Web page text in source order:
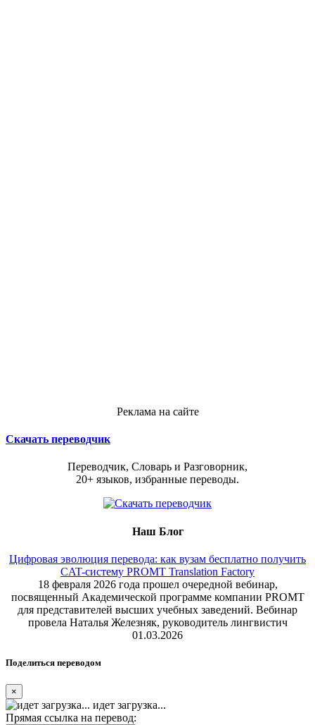
Реклама на сайте
Скачать переводчик
Переводчик, Словарь и Разговорник,
20+ языков, избранные переводы.
Наш Блог
Цифровая эволюция перевода: как вузам бесплатно получить
CAT-систему PROMT Translation Factory
18 февраля 2026 года прошел очередной вебинар,
посвященный Академической программе компании PROMT
для представителей высших учебных заведений. Вебинар
провела Наталья Железняк, руководитель лингвистич
01.03.2026
Поделиться переводом
×
идет загрузка...
Прямая ссылка на перевод: